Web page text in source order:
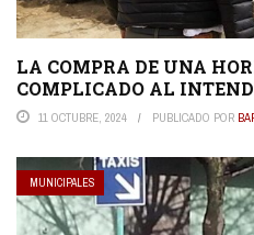
LA COMPRA DE UNA
COMPLICADO AL
11 OCTUBRE, 2024 PUBLICADO POR
MUNICIPALES